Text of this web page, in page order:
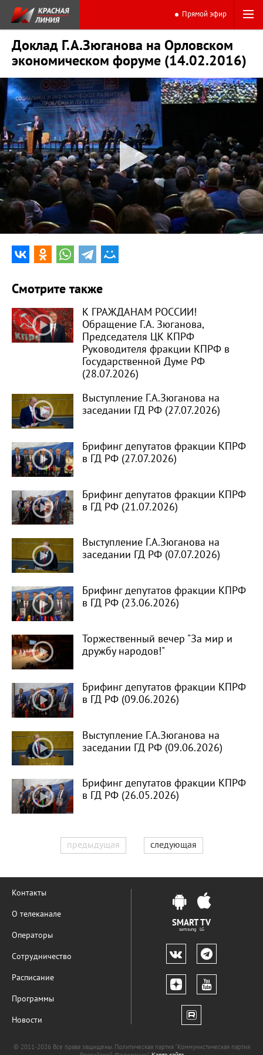
Прямой эфир
Доклад Г.А.Зюганова на Орловском
экономическом форуме (14.02.2016)
0:00 58:41
Смотрите также
К ГРАЖДАНАМ РОССИИ!
Обращение Г.А. Зюганова,
Председателя ЦК КПРФ
Руководителя фракции КПРФ в
Государственной Думе РФ
(28.07.2026)
Выступление Г.А.Зюганова на
заседании ГД РФ (27.07.2026)
Брифинг депутатов фракции КПРФ
в ГД РФ (27.07.2026)
Брифинг депутатов фракции КПРФ
в ГД РФ (21.07.2026)
Выступление Г.А.Зюганова на
заседании ГД РФ (07.07.2026)
Брифинг депутатов фракции КПРФ
в ГД РФ (23.06.2026)
Торжественный вечер "За мир и
дружбу народов!"
Брифинг депутатов фракции КПРФ
в ГД РФ (09.06.2026)
Выступление Г.А.Зюганова на
заседании ГД РФ (09.06.2026)
Брифинг депутатов фракции КПРФ
в ГД РФ (26.05.2026)
предыдущая следующая
Контакты
О телеканале
Операторы
Сотрудничество
Расписание
Программы
Новости
SMART TV
samsung LG
© 2011-2026 Все права защищены. Политическая партия "Коммунистическая партия